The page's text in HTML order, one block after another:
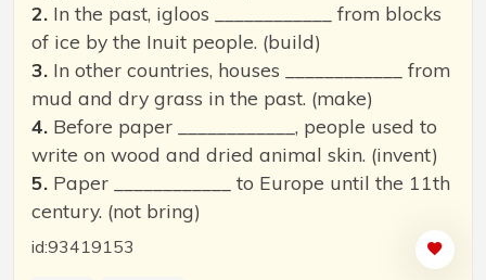
2. In the past, igloos ____________ from blocks
of ice by the Inuit people. (build)
3. In other countries, houses ____________ from
mud and dry grass in the past. (make)
4. Before paper ____________, people used to
write on wood and dried animal skin. (invent)
5. Paper ____________ to Europe until the 11th
century. (not bring)
id:93419153